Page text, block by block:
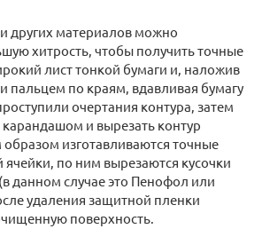
других материалов можно
хитрость, чтобы получить точные
лист тонкой бумаги и, наложив
пальцем по краям, вдавливая бумагу
очертания контура, затем
и вырезать контур
изготавливаются точные
ячейки, по ним вырезаются кусочки
данном случае это Пенофол или
удаления защитной пленки
поверхность.